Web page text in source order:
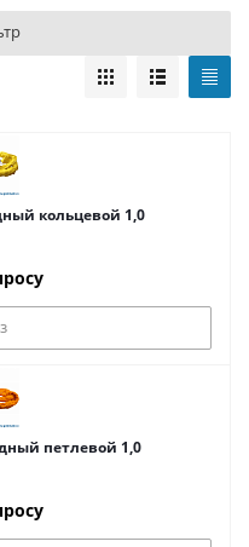
кольцевой 1,0
петлевой 1,0